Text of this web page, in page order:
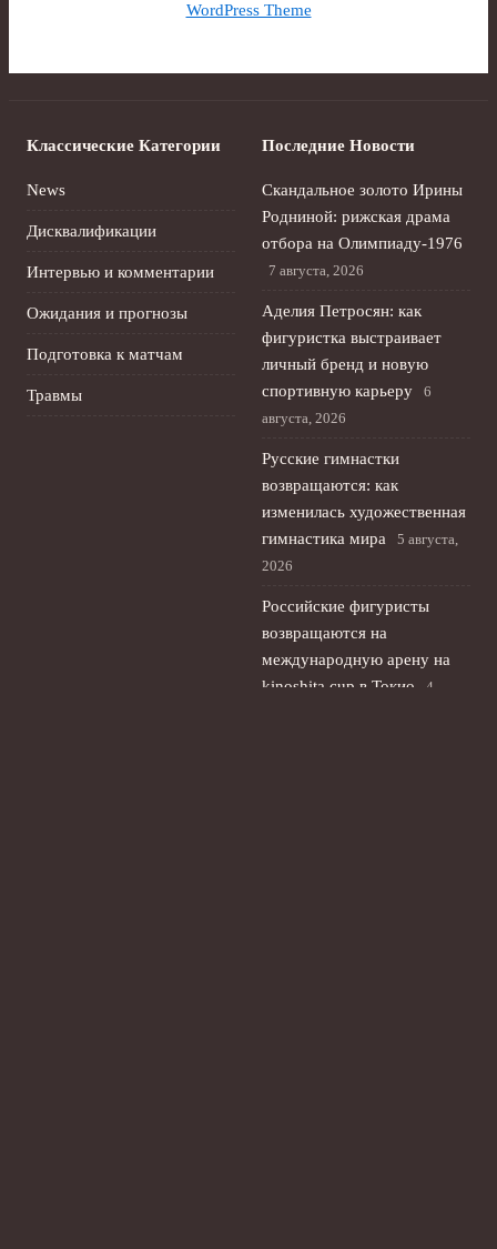
WordPress Theme
Классические Категории
News
Дисквалификации
Интервью и комментарии
Ожидания и прогнозы
Подготовка к матчам
Травмы
Последние Новости
Скандальное золото Ирины
Родниной: рижская драма
отбора на Олимпиаду‑1976
7 августа, 2026
Аделия Петросян: как
фигуристка выстраивает
личный бренд и новую
спортивную карьеру
6
августа, 2026
Русские гимнастки
возвращаются: как
изменилась художественная
гимнастика мира
5 августа,
2026
Российские фигуристы
возвращаются на
международную арену на
kinoshita cup в Токио
4